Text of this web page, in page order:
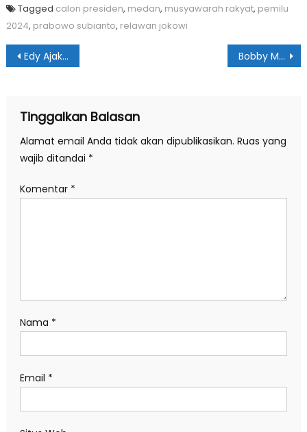
Tagged calon presiden, medan, musyawarah rakyat, pemilu
2024, prabowo subianto, relawan jokowi
Navigasi
Edy Ajak Masyarakat Melayu Bersatu Membangun Langkat Bobby Minta Potensi Kelurahan Paya Pasir Terus Digali
Tinggalkan Balasan
Alamat email Anda tidak akan dipublikasikan. Ruas yang
wajib ditandai *
Komentar *
Nama *
Email *